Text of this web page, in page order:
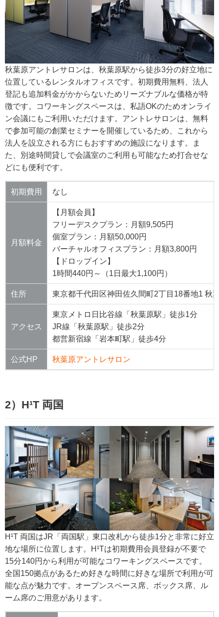
秋葉原アントレサロンは、秋葉原駅から徒歩3分の好立地に
位置しているレンタルオフィスです。初期費用無料、法人
登記も追加料金がかからないためリーズナブルな価格が特
徴です。コワーキングスペースは、私語OKのためオンライ
ン会議にもご利用いただけます。アントレサロンは、無料
で参加可能の創業セミナーを開催しているため、これから
法人を設立される方にもおすすめの施設になります。ま
た、別途時間貸しで会議室のご利用も可能なため打合せな
どにも便利です。
初期費用 なし
月額料金
【月額会員】
フリーデスクプラン：月額9,505円
個室プラン：月額50,000円
バーチャルオフィスプラン：月額3,800円
【ドロップイン】
1時間440円～（1日最大1,100円）
住所 東京都千代田区神田佐久間町2丁目18番地1 秋
アクセス
東京メトロ日比谷線「秋葉原駅」徒歩1分
JR線「秋葉原駅」徒歩2分
都営新宿線「岩本町駅」徒歩4分
公式HP 秋葉原アントレサロン
2）H¹T 両国
H¹T 両国はJR「両国駅」東口改札から徒歩1分と非常に好立
地な場所に位置します。H¹Tは初期費用会員登録が不要で
15分140円から利用が可能なコワーキングスペースです。
全国150拠点があるため好きな時間に好きな場所で利用が可
能な点が魅力です。オープンスペース席、ボックス席、ル
ーム席のご用意があります。